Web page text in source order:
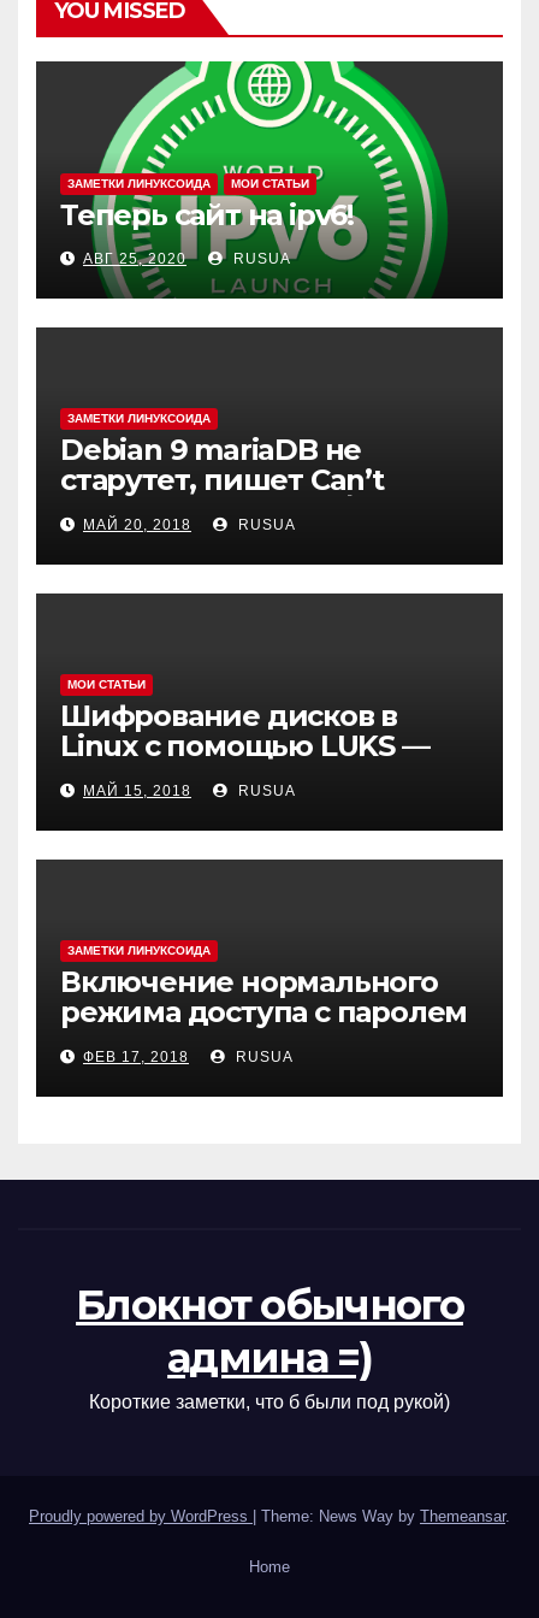
YOU MISSED
ЗАМЕТКИ ЛИНУКСОИДА МОИ СТАТЬИ
Теперь сайт на ipv6!
АВГ 25, 2020 RUSUA
ЗАМЕТКИ ЛИНУКСОИДА
Debian 9 mariaDB не
старутет, пишет Can’t
create test file или /mysqld:
Can’t change dir to
МАЙ 20, 2018 RUSUA
МОИ СТАТЬИ
Шифрование дисков в
Linux с помощью LUKS —
cryptsetup
МАЙ 15, 2018 RUSUA
ЗАМЕТКИ ЛИНУКСОИДА
Включение нормального
режима доступа с паролем
в MySQL(MariaDB) в Debian 9
ФЕВ 17, 2018 RUSUA
Блокнот обычного
админа =)
Короткие заметки, что б были под рукой)
Proudly powered by WordPress Theme: News Way by Themeansar.
Home